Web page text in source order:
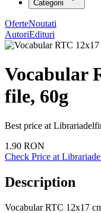
Categorii
OferteNoutati
AutoriEdituri
Vocabular
file, 60g
Best price at
1.90 RON
Check Price at
Description
Vocabular RTC 12x17